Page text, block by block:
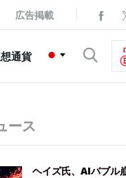
広告掲載
通貨
ース
ヘイズ氏、AIバブル